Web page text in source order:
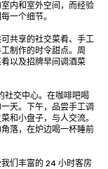
内和室外空间，而经验
一个细节。
共享的社交菜肴、手工
制作的时令甜点。周
以及招牌早间调酒菜
社交中心。在咖啡吧喝
天。下午，品尝手工调
和小盘子，与人交流。
落，在炉边喝一杯睡前
们丰富的 24 小时客房